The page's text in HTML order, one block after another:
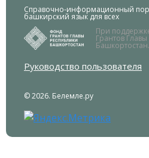
Справочно-информационный
башкирский язык для всех
При
Грантов
Башкортостан.
Руководство пользователя
© 2026. Белемле.ру